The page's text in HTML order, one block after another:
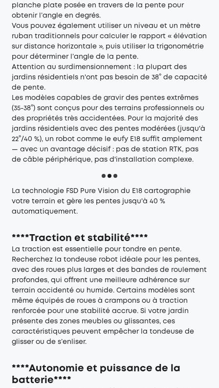
planche plate posée en travers de la pente pour
obtenir l’angle en degrés.
Vous pouvez également utiliser un niveau et un mètre
ruban traditionnels pour calculer le rapport « élévation
sur distance horizontale », puis utiliser la trigonométrie
pour déterminer l’angle de la pente.
Attention au surdimensionnement : la plupart des
jardins résidentiels n'ont pas besoin de 38° de capacité
de pente.
Les modèles capables de gravir des pentes extrêmes
(35-38°) sont conçus pour des terrains professionnels ou
des propriétés très accidentées. Pour la majorité des
jardins résidentiels avec des pentes modérées (jusqu'à
22°/40 %), un robot comme le eufy E18 suffit amplement
— avec un avantage décisif : pas de station RTK, pas
de câble périphérique, pas d'installation complexe.
La technologie FSD Pure Vision du E18 cartographie
votre terrain et gère les pentes jusqu'à 40 %
automatiquement.
****Traction et stabilité****
La traction est essentielle pour tondre en pente.
Recherchez la tondeuse robot idéale pour les pentes,
avec des roues plus larges et des bandes de roulement
profondes, qui offrent une meilleure adhérence sur
terrain accidenté ou humide. Certains modèles sont
même équipés de roues à crampons ou à traction
renforcée pour une stabilité accrue. Si votre jardin
présente des zones meubles ou glissantes, ces
caractéristiques peuvent empêcher la tondeuse de
glisser ou de s’enliser.
****Autonomie et puissance de la
batterie****